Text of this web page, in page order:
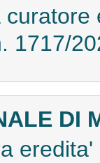
curatore
1717/
DI